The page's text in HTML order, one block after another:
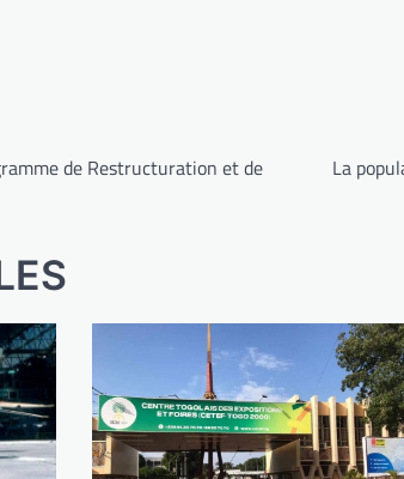
de Restructuration et de
La